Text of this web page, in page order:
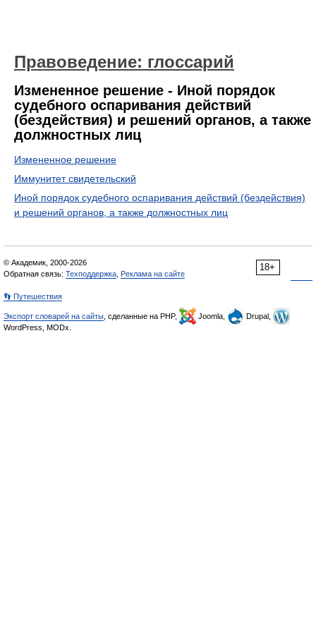
Правоведение: глоссарий
Измененное решение - Иной порядок
судебного оспаривания действий
(бездействия) и решений органов, а также
должностных лиц
Измененное решение
Иммунитет свидетельский
Иной порядок судебного оспаривания действий (бездействия)
и решений органов, а также должностных лиц
18+
© Академик, 2000-2026
Обратная связь: Техподдержка Реклама на сайте
👣 Путешествия
Экспорт словарей на сайты , сделанные на PHP, Joomla,
Drupal,
WordPress, MODx.